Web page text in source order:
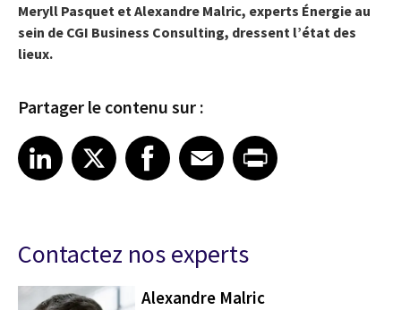
Meryll Pasquet et Alexandre Malric, experts Énergie au
sein de CGI Business Consulting, dressent l’état des
lieux.
Partager le contenu sur :
Share article on LinkedIn
LinkedIn
Share article on XShare article on Facebook
Facebook
Share article on Email
EmailShare article on Print
Contactez nos experts
Alexandre Malric